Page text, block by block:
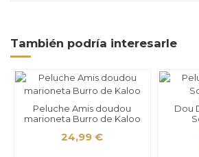
También podría interesarle
Peluche Amis doudou
marioneta Burro de Kaloo
24,99 €
Dou